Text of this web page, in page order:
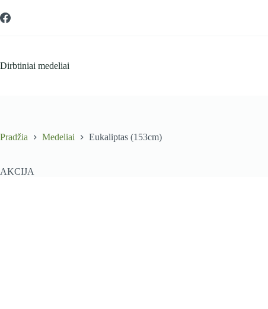
to
content
Dirbtiniai medeliai
Pradžia Medeliai Eukaliptas (153cm)
AKCIJA